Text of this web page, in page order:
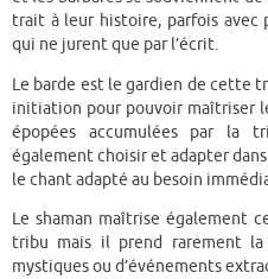
trait à leur histoire, parfois avec
qui ne jurent que par l’écrit.
Le barde est le gardien de cette
initiation pour pouvoir maîtriser
épopées accumulées par la
également choisir et adapter
le chant adapté au besoin
Le shaman maîtrise également
tribu mais il prend rarement
mystiques ou d’événements